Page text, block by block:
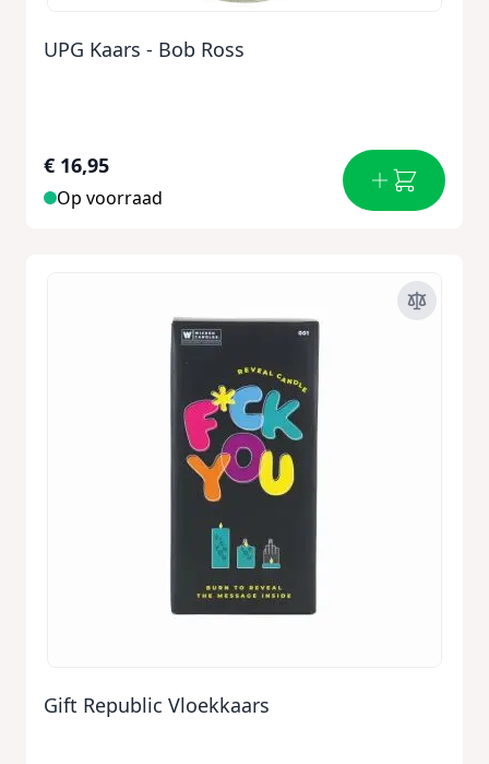
UPG Kaars - Bob Ross
€ 16,95
Op voorraad
Gift Republic Vloekkaars